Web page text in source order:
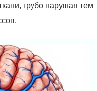
грубо нарушая тем